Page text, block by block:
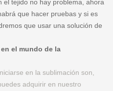
el tejido no hay problema, ahora
que hacer pruebas y si es
que usar una solución de
el mundo de la
en la sublimación son,
adquirir en nuestro